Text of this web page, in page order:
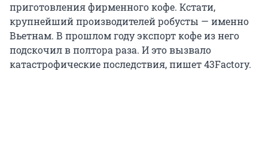
приготовления фирменного кофе. Кстати,
крупнейший производителей робусты — именно
Вьетнам. В прошлом году экспорт кофе из него
подскочил в полтора раза. И это вызвало
катастрофические последствия, пишет 43Factory.